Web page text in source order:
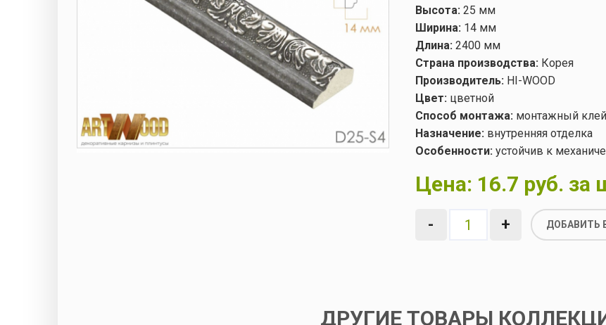
Высота:25 мм
Ширина:14 мм
Длина:2400 мм
Страна производства:Корея
Производитель:HI-WOOD
Цвет:цветной
Способ монтажа:монтажный клей
Назначение:внутренняя отделка
Особенности:устойчив к
Цена: 16.7 руб. за
- + ДОБАВИТЬ
ДРУГИЕ ТОВАРЫ